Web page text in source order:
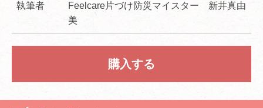
執筆者
Feelcare片づけ防災マイスター 新井真由
美
購入する